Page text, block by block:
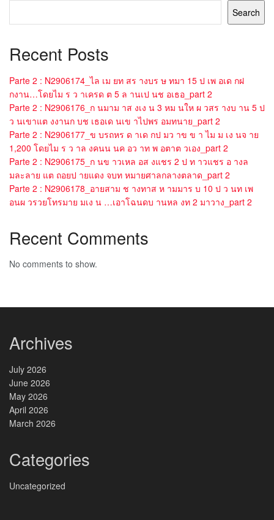
Search
Recent Posts
Parte 2 : N2906174_ไล เม ยท สร างบร ษ ทมา 15 ป เพ อเด กฝ
กงาน…โดยไม ร ว าเครด ต 5 ล านเป นช อเธอ_part 2
Parte 2 : N2906176_ก นมาม าส งเง น 3 หม นให ผ วสร างบ าน 5 ป
ว นเขาแต งงานก บช เธอเด นเข าไปพร อมทนาย_part 2
Parte 2 : N2906177_ข บรถหร ด าเด กป มว าข ข า ไม ม เง นจ าย
1,200 โดยไม ร ว าล งคนน นค อว าท พ อตาต วเอง_part 2
Parte 2 : N2906175_ก นข าวเหล อส งแชร 2 ป ท าวแชร อ างล
มละลาย แต ถอยป ายแดง จบท หมายศาลกลางตลาด_part 2
Parte 2 : N2906178_อายสาม ช างทาส ห ามมาร บ 10 ป ว นท เพ
อนผ วรวยโทรมาย มเง น …เอาโฉนดบ านหล งท 2 มาวาง_part 2
Recent Comments
No comments to show.
Archives
July 2026
June 2026
May 2026
April 2026
March 2026
Categories
Uncategorized